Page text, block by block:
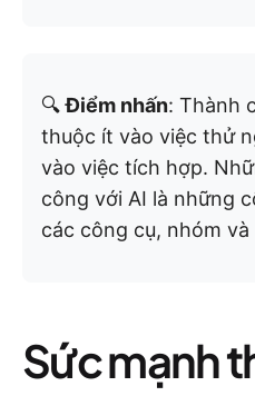
🔍Điểm nhấn: Thành
thuộc ít vào việc thử
vào việc tích hợp.
công với AI là những
các công cụ, nhóm và
Sức mạnh